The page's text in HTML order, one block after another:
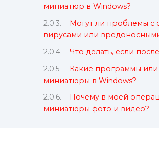
миниатюр в Windows?
Могут ли проблемы с
вирусами или
Что делать, если
Какие программы или
миниатюры в Windows?
Почему в моей
миниатюры фото и видео?